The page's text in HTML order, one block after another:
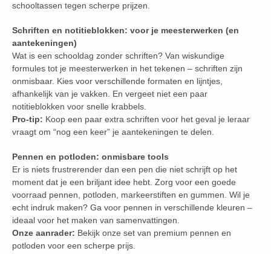
schooltassen tegen scherpe prijzen.
Schriften en notitieblokken: voor je meesterwerken (en
aantekeningen)
Wat is een schooldag zonder schriften? Van wiskundige
formules tot je meesterwerken in het tekenen – schriften zijn
onmisbaar. Kies voor verschillende formaten en lijntjes,
afhankelijk van je vakken. En vergeet niet een paar
notitieblokken voor snelle krabbels.
Pro-tip: Koop een paar extra schriften voor het geval je leraar
vraagt om “nog een keer” je aantekeningen te delen.
Pennen en potloden: onmisbare tools
Er is niets frustrerender dan een pen die niet schrijft op het
moment dat je een briljant idee hebt. Zorg voor een goede
voorraad pennen, potloden, markeerstiften en gummen. Wil je
echt indruk maken? Ga voor pennen in verschillende kleuren –
ideaal voor het maken van samenvattingen.
Onze aanrader: Bekijk onze set van premium pennen en
potloden voor een scherpe prijs.